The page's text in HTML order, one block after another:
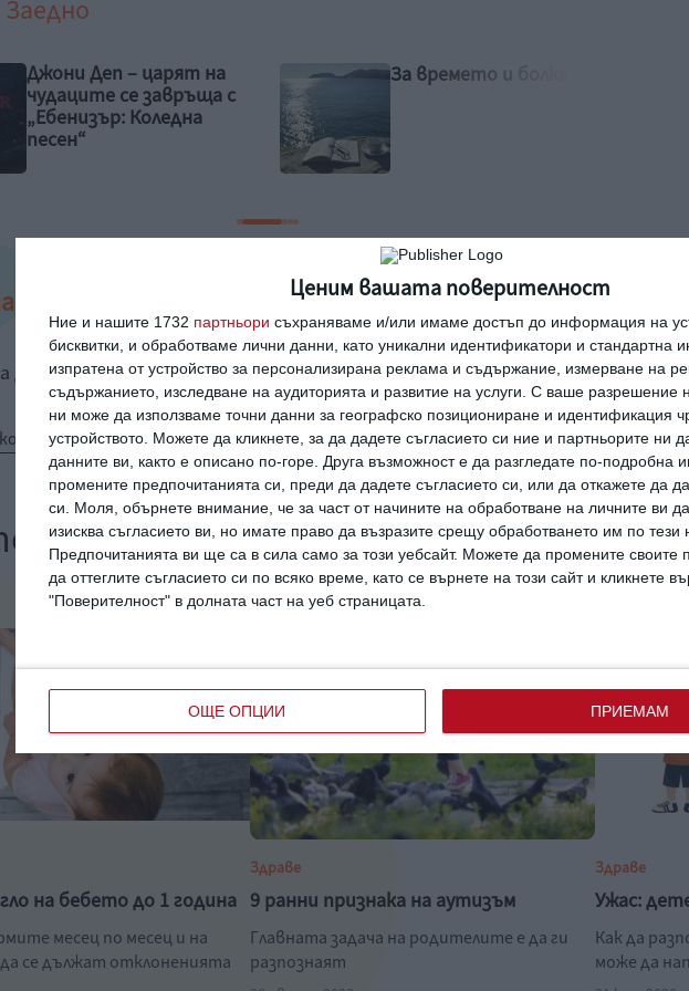
Ценим вашата поверителност
Ние и нашите 1732 партньори съхраняваме и/или имаме достъп до информация на
бисквитки, и обработваме лични данни, като уникални идентификатори и стандартна
изпратена от устройство за персонализирана реклама и съдържание, измерване на
съдържанието, изследване на аудиторията и развитие на услуги. С ваше разрешение
ни може да използваме точни данни за географско позициониране и идентификация
устройството. Можете да кликнете, за да дадете съгласието си ние и партньорите ни
данните ви, както е описано по-горе. Друга възможност е да разгледате по-подробна
промените предпочитанията си, преди да дадете съгласието си, или да откажете да
си.
Моля, обърнете внимание, че за част от начините на обработване на личните ви
изисква съгласието ви, но имате право да възразите срещу обработването им по тези
Предпочитанията ви ще са в сила само за този уебсайт. Можете да промените своите
да оттеглите съгласието си по всяко време, като се върнете на този сайт и кликнете
"Поверителност" в долната част на уеб страницата.
ОЩЕ ОПЦИИ ПРИЕМАМ
Заедно
За времето и болката
Как да познаете още на
да сте регистриран потребител за да напишете коментар
още
на бебето до 1 година
месец по месец и на
се дължат отклоненията
Здраве
9 ранни признака на аутизъм
Главната задача на родителите е да ги
разпознаят
Здраве
Ужас:
Как да
може да